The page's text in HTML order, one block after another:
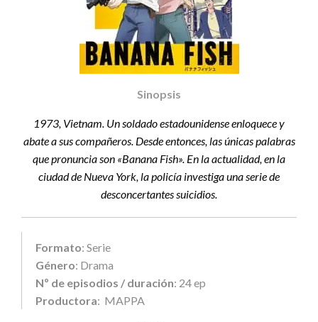
Sinopsis
1973, Vietnam. Un soldado estadounidense enloquece y
abate a sus compañeros. Desde entonces, las únicas palabras
que pronuncia son «Banana Fish». En la actualidad, en la
ciudad de Nueva York, la policía investiga una serie de
desconcertantes suicidios.
Formato: Serie
Género: Drama
Nº de episodios / duración: 24 ep
Productora: MAPPA